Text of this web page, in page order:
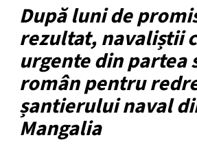
După luni de
rezultat, navaliștii
urgente din partea
român pentru
șantierului naval
Mangalia